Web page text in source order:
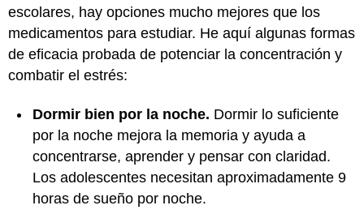
escolares, hay opciones mucho mejores que los
medicamentos para estudiar. He aquí algunas formas
de eficacia probada de potenciar la concentración y
combatir el estrés:
Dormir bien por la noche. Dormir lo suficiente
por la noche mejora la memoria y ayuda a
concentrarse, aprender y pensar con claridad.
Los adolescentes necesitan aproximadamente 9
horas de sueño por noche.